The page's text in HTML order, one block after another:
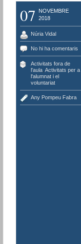
07
NOVEMBRE
2018
Núria Vidal
No hi ha comentaris
Activitats fora de
l'aula, Activitats per a
l'alumnat i el
voluntariat
Any Pompeu Fabra